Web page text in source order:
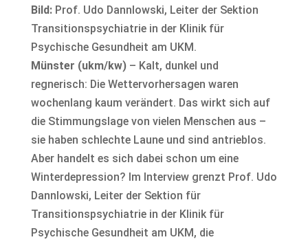
Bild:Prof. Udo Dannlowski, Leiter der Sektion
Transitionspsychiatrie in der Klinik für
Psychische Gesundheit am UKM.
Münster (ukm/kw)– Kalt, dunkel und
regnerisch: Die Wettervorhersagen waren
wochenlang kaum verändert. Das wirkt sich auf
die Stimmungslage von vielen Menschen aus –
sie haben schlechte Laune und sind antrieblos.
Aber handelt es sich dabei schon um eine
Winterdepression? Im Interview grenzt Prof. Udo
Dannlowski, Leiter der Sektion für
Transitionspsychiatrie in der Klinik für
Psychische Gesundheit am UKM, die